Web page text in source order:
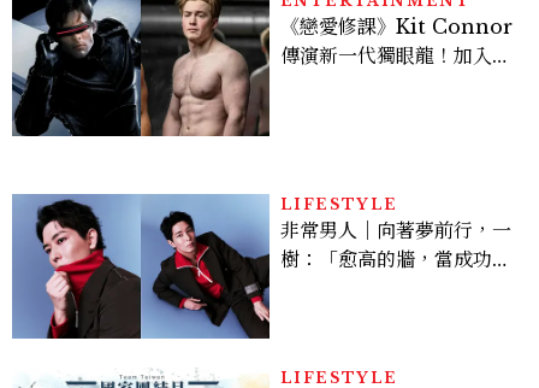
《戀愛修課》Kit Connor
傳演新一代獨眼龍！加入新
LIFESTYLE
非常男人｜向著夢前行，一
樹：「愈高的牆，當成功爬
LIFESTYLE